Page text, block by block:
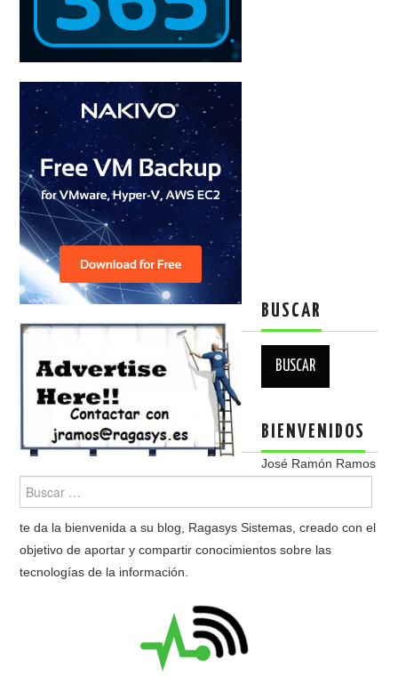
BUSCAR
BIENVENIDOS
José Ramón Ramos
te da la bienvenida a su blog, Ragasys Sistemas, creado con el
objetivo de aportar y compartir conocimientos sobre las
tecnologías de la información.